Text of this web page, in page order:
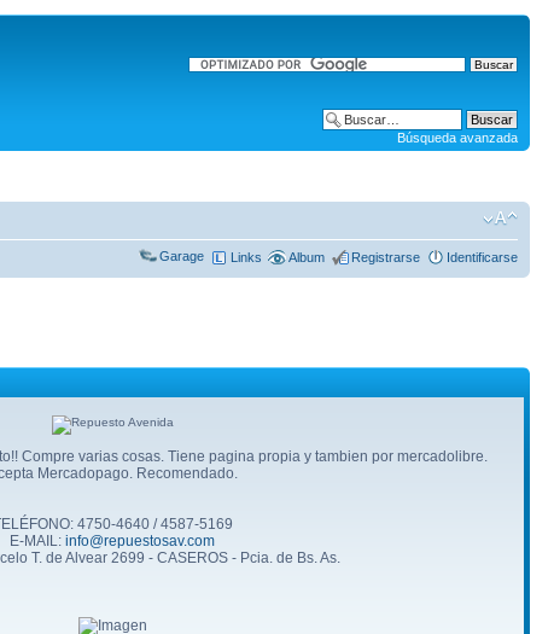
Búsqueda avanzada
Garage Links Album Registrarse Identificarse
Compre varias cosas. Tiene pagina propia y tambien por mercadolibre.
Mercadopago. Recomendado.
4750-4640 / 4587-5169
E-MAIL:info@repuestosav.com
T. de Alvear 2699 - CASEROS - Pcia. de Bs. As.